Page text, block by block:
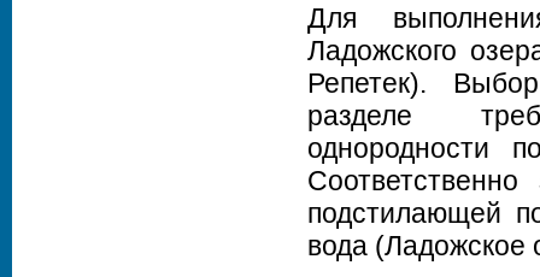
Для
Ладожского
Репетек).
разделе
однородности
подстилающей
вода (Ладожское